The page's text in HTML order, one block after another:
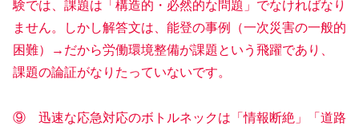
験では、課題は「構造的・必然的な問題」でなければなり
ません。しかし解答文は、能登の事例（一次災害の一般的
困難）→だから労働環境整備が課題という飛躍であり、
課題の論証がなりたっていないです。
⑨ 迅速な応急対応のボトルネックは「情報断絶」「道路